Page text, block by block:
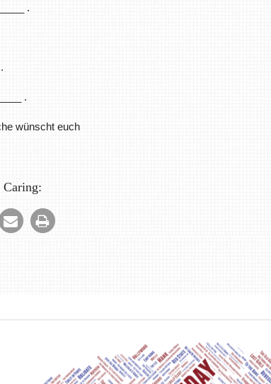
.
.
wünscht euch
Caring: